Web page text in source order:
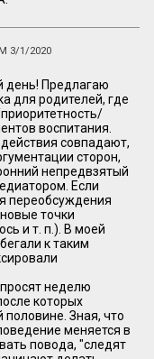
3/1/2020
день! Предлагаю
для родителей, где
воспитания.
совпадают,
сторон,
непредвзятый
Если
переобсуждения
точки
и т. п.). В моей
к таким
неделю
которых
половине. Зная, что
меняется в
повода, "следят